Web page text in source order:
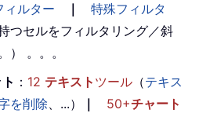
ィルター ｜
特殊フィルタ
つセルをフィルタリング／斜
） 。。。
： 12 テキスト ツール （テキス
を削除、...） ｜ 50+チャート